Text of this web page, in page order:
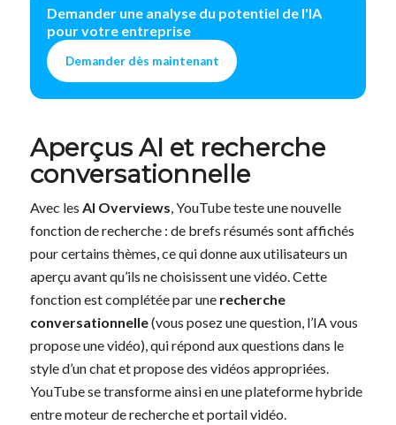
Demander une analyse du potentiel de l'IA
pour votre entreprise
Demander dès maintenant
Aperçus AI et recherche
conversationnelle
Avec les AI Overviews, YouTube teste une nouvelle
fonction de recherche : de brefs résumés sont affichés
pour certains thèmes, ce qui donne aux utilisateurs un
aperçu avant qu’ils ne choisissent une vidéo. Cette
fonction est complétée par une recherche
conversationnelle(vous posez une question, l’IA vous
propose une vidéo), qui répond aux questions dans le
style d’un chat et propose des vidéos appropriées.
YouTube se transforme ainsi en une plateforme hybride
entre moteur de recherche et portail vidéo.